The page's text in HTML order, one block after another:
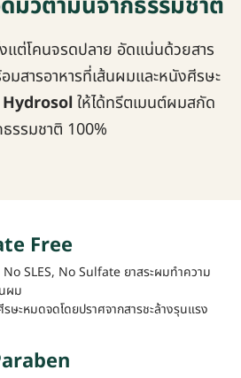
แต่โคนจรดปลาย อัดแน่นด้วยสาร
สารอาหารที่เส้นผมและหนังศีรษะ
Hydrosol ให้ได้ทรีตเมนต์ผมสกัด
รรมชาติ 100%
สี่ยงระคายเคือง
Free
No SLES, No Sulfate ยาสระผมทำความ
ผม
ษะหมดจดโดยปราศจากสารชะล้างรุนแรง